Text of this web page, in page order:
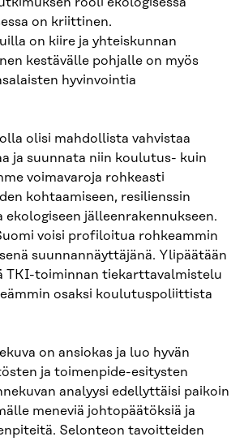
on kriittinen.
on kiire ja yhteiskunnan
kestävälle pohjalle on myös
hyvinvointia
olisi mahdollista vahvistaa
ja suunnata niin koulutus- kuin
voimavaroja rohkeasti
kohtaamiseen, resilienssin
ekologiseen jälleenrakennukseen.
voisi profiloitua rohkeammin
suunnannäyttäjänä. Ylipäätään
TKI-toiminnan tiekarttavalmistelu
osaksi koulutuspoliittista
on ansiokas ja luo hyvän
ja toimenpide-esitysten
analyysi edellyttäisi paikoin
meneviä johtopäätöksiä ja
Selonteon tavoitteiden